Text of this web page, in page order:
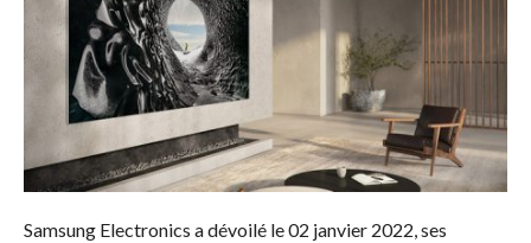
Samsung Electronics a dévoilé le 02 janvier 2022, ses